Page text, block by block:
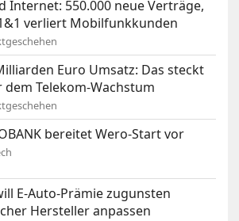
Internet: 550.000 neue Verträge,
verliert Mobilfunkkunden
Euro Umsatz: Das steckt
dem Telekom-Wachstum
bereitet Wero-Start vor
E-Auto-Prämie zugunsten
Hersteller anpassen